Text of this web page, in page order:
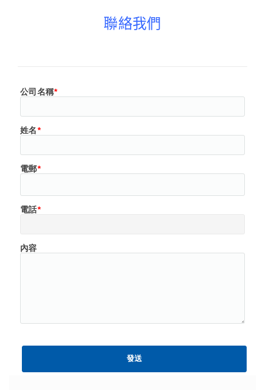
聯絡我們
公司名稱*
姓名*
電郵*
電話*
內容